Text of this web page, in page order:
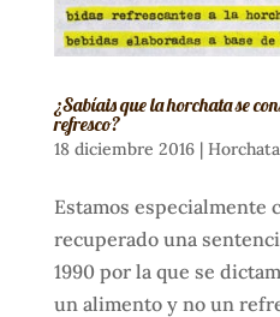
¿Sabíais que la horchata se
refresco?
18 diciembre 2016|
Estamos especialmente
recuperado una
1990 por la que se
un alimento y no un